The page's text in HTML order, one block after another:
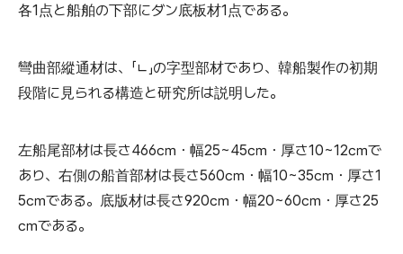
各1点と船舶の下部にダン底板材1点である。
彎曲部縱通材は、「ㄴ」の字型部材であり、韓船製作の初期
段階に見られる構造と研究所は説明した。
左船尾部材は長さ466㎝・幅25~45㎝・厚さ10~12㎝で
あり、右側の船首部材は長さ560㎝・幅10~35㎝・厚さ1
5㎝である。底版材は長さ920㎝・幅20~60㎝・厚さ25
㎝である。